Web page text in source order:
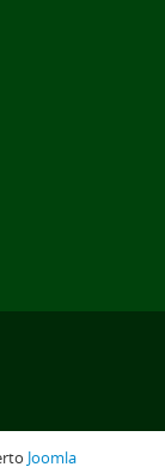
Joomla